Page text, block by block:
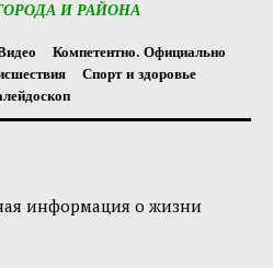
И РАЙОНА
Компетентно. Официально
Спорт и здоровье
информация о жизни